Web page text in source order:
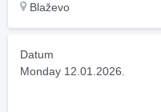
Blaževo
Datum
Monday 12.01.2026.